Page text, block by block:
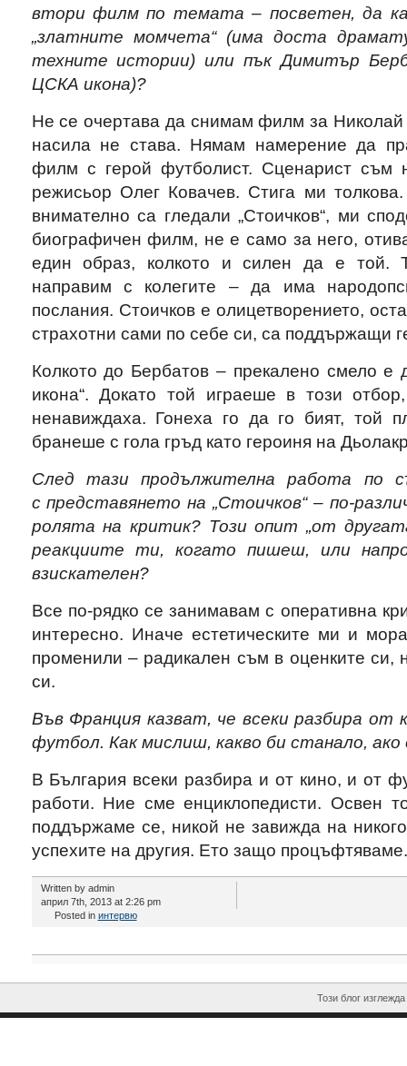
втори филм по темата – посветен, да
„златните момчета“ (има доста
техните истории) или пък Димитър
ЦСКА икона)?
Не се очертава да снимам филм за Николай
насила не става. Нямам намерение да
филм с герой футболист. Сценарист съм
режисьор Олег Ковачев. Стига ми
внимателно са гледали „Стоичков“, ми
биографичен филм, не е само за него,
един образ, колкото и силен да е той.
направим с колегите – да има
послания. Стоичков е олицетворението,
страхотни сами по себе си, са поддържащи
Колкото до Бербатов – прекалено смело
икона“. Докато той играеше в този
ненавиждаха. Гонеха го да го бият, той
бранеше с гола гръд като героиня на
След тази продължителна работа по
с представянето на „Стоичков“ – по-
ролята на критик? Този опит „от
реакциите ти, когато пишеш, или
взискателен?
Все по-рядко се занимавам с оперативна
интересно. Иначе естетическите ми и
променили – радикален съм в оценките си,
си.
Във Франция казват, че всеки разбира от
футбол. Как мислиш, какво би станало,
В България всеки разбира и от кино, и от
работи. Ние сме енциклопедисти. Освен
поддържаме се, никой не завижда на
успехите на другия. Ето защо процъфтяваме.
Written by admin
април 7th, 2013 at 2:26 pm
Posted in интервю
Този блог